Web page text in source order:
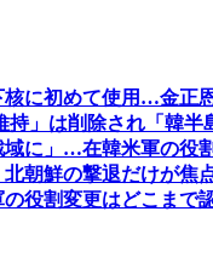
に初めて使用…金正
」は削除され「韓半
域に」…在韓米軍の役
朝鮮の撃退だけが焦
役割変更はどこまで